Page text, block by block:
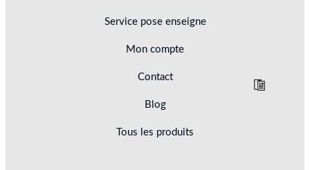
Service pose enseigne
Mon compte
Contact
Blog
Tous les produits